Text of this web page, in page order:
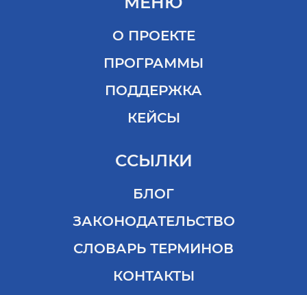
О ПРОЕКТЕ
ПРОГРАММЫ
ПОДДЕРЖКА
КЕЙСЫ
ССЫЛКИ
БЛОГ
ЗАКОНОДАТЕЛЬСТВО
СЛОВАРЬ ТЕРМИНОВ
КОНТАКТЫ